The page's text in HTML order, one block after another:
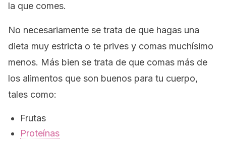
la que comes.
No necesariamente se trata de que hagas una
dieta muy estricta o te prives y comas muchísimo
menos. Más bien se trata de que comas más de
los alimentos que son buenos para tu cuerpo,
tales como:
Frutas
Proteínas